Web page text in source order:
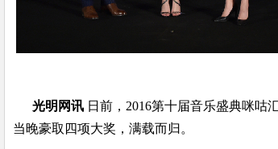
光明网讯 日前，2016第十届音乐盛典咪
当晚豪取四项大奖，满载而归。